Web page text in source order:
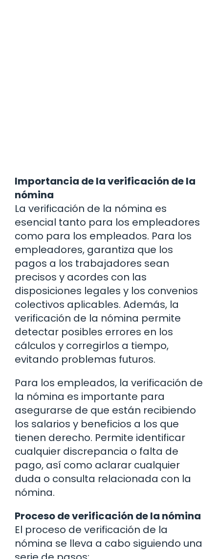
Importancia de la verificación de la
nómina
La verificación de la nómina es
esencial tanto para los empleadores
como para los empleados. Para los
empleadores, garantiza que los
pagos a los trabajadores sean
precisos y acordes con las
disposiciones legales y los convenios
colectivos aplicables. Además, la
verificación de la nómina permite
detectar posibles errores en los
cálculos y corregirlos a tiempo,
evitando problemas futuros.
Para los empleados, la verificación de
la nómina es importante para
asegurarse de que están recibiendo
los salarios y beneficios a los que
tienen derecho. Permite identificar
cualquier discrepancia o falta de
pago, así como aclarar cualquier
duda o consulta relacionada con la
nómina.
Proceso de verificación de la nómina
El proceso de verificación de la
nómina se lleva a cabo siguiendo una